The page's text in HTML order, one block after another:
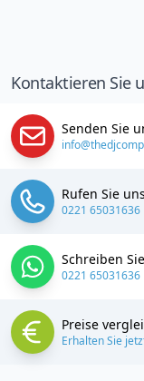
Kontaktieren Sie
Senden Sie
Rufen Sie
0221 65031636
Schreiben
0221 65031636
Preise
Erhalten Sie